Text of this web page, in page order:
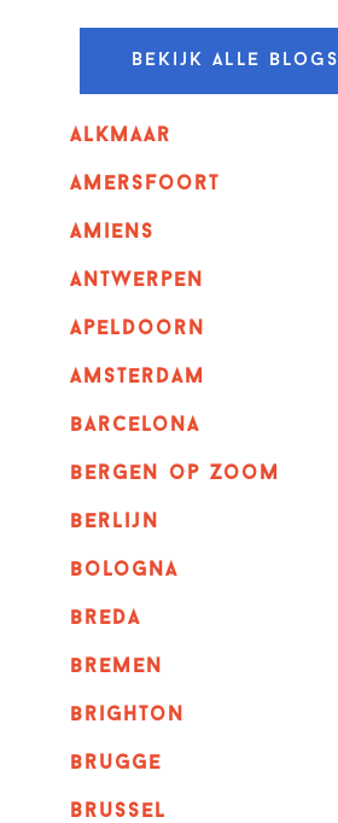
Bekijk alle blogs
alkmaar
amersfoort
amiens
Antwerpen
apeldoorn
Amsterdam
barcelona
bergen op zoom
berlijn
bologna
breda
bremen
brighton
brugge
Brussel